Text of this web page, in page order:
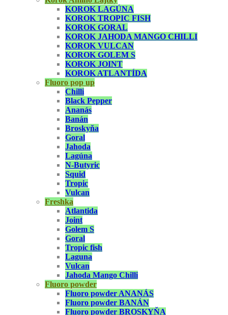
KOROK LAGÚNA
KOROK TROPIC FISH
KOROK GORAL
KOROK JAHODA MANGO CHILLI
KOROK VULCAN
KOROK GOLEM S
KOROK JOINT
KOROK ATLANTÍDA
Fluoro pop up
Chilli
Black Pepper
Ananás
Banán
Broskyňa
Goral
Jahoda
Lagúna
N-Butyric
Squid
Tropic
Vulcan
Freshka
Atlantida
Joint
Golem S
Goral
Tropic fish
Laguna
Vulcan
Jahoda Mango Chilli
Fluoro powder
Fluoro powder ANANÁS
Fluoro powder BANÁN
Fluoro powder BROSKYŇA